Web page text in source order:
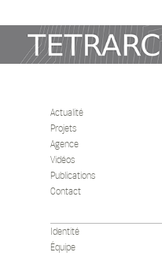
Actualité
Projets
Agence
Vidéos
Publications
Contact
Identité
Équipe